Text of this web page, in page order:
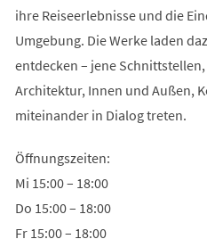
ihre Reiseerlebnisse und die
Umgebung. Die Werke laden
entdecken – jene
Architektur, Innen und Außen,
miteinander in Dialog treten.
Öffnungszeiten:
Mi 15:00 – 18:00
Do 15:00 – 18:00
Fr 15:00 – 18:00